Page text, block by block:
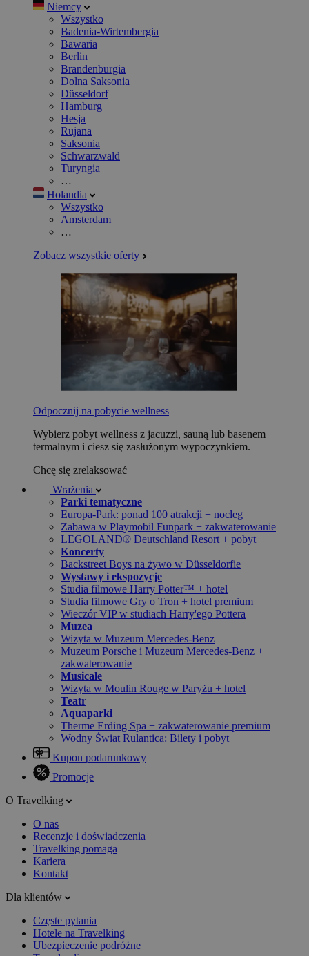
Niemcy
Wszystko
Badenia-Wirtembergia
Bawaria
Berlin
Brandenburgia
Dolna Saksonia
Düsseldorf
Hamburg
Hesja
Rujana
Saksonia
Schwarzwald
Turyngia
…
Holandia
Wszystko
Amsterdam
…
Zobacz wszystkie oferty
Odpocznij na pobycie wellness
Wybierz pobyt wellness z jacuzzi, sauną lub basenem
termalnym i ciesz się zasłużonym wypoczynkiem.
Chcę się zrelaksować
Wrażenia
Parki tematyczne
Europa-Park: ponad 100 atrakcji + nocleg
Zabawa w Playmobil Funpark + zakwaterowanie
LEGOLAND® Deutschland Resort + pobyt
Koncerty
Backstreet Boys na żywo w Düsseldorfie
Wystawy i ekspozycje
Studia filmowe Harry Potter™ + hotel
Studia filmowe Gry o Tron + hotel premium
Wieczór VIP w studiach Harry'ego Pottera
Muzea
Wizyta w Muzeum Mercedes-Benz
Muzeum Porsche i Muzeum Mercedes-Benz +
zakwaterowanie
Musicale
Wizyta w Moulin Rouge w Paryżu + hotel
Teatr
Aquaparki
Therme Erding Spa + zakwaterowanie premium
Wodny Świat Rulantica: Bilety i pobyt
Kupon podarunkowy
Promocje
O Travelking
O nas
Recenzje i doświadczenia
Travelking pomaga
Kariera
Kontakt
Dla klientów
Częste pytania
Hotele na Travelking
Ubezpieczenie podróżne